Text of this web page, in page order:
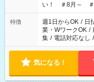
い！ ＃8月～ ＃
特徴 週1日からOK / 日
業・WワークOK /
集 / 電話対応なし /
気になる！